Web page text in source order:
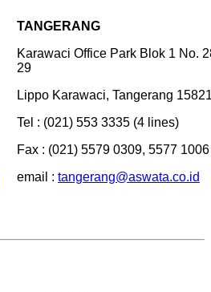
TANGERANG
Karawaci Office Park Blok 1 No.
29
Lippo Karawaci, Tangerang
Tel : (021) 553 3335 (4 lines)
Fax : (021) 5579 0309, 5577 1006
email : tangerang@aswata.co.id